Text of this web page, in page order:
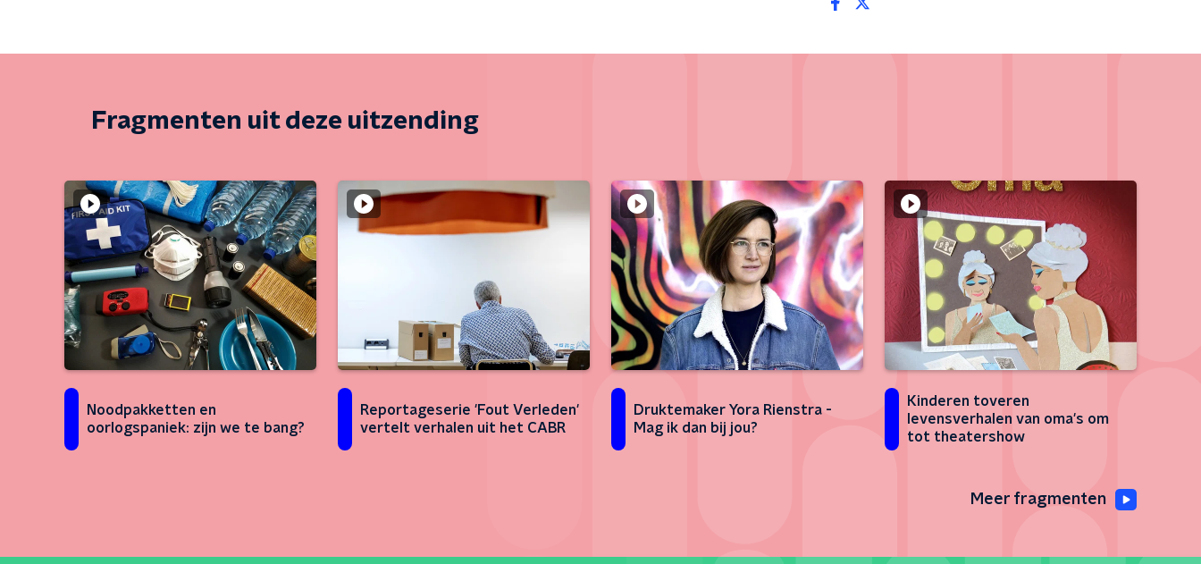
Fragmenten uit deze uitzending
Noodpakketten en
oorlogspaniek: zijn we te bang?
Reportageserie 'Fout Verleden'
vertelt verhalen uit het CABR
Druktemaker Yora Rienstra -
Mag ik dan bij jou?
Kinderen toveren
levensverhalen van oma's om
tot theatershow
Meer fragmenten